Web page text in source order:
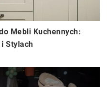
Mebli Kuchennych:
Stylach